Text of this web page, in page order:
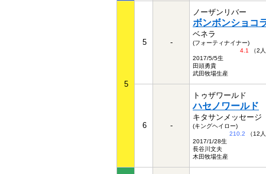
5
5 -
ノーザンリバー
ボンボンショコ
ベネラ
(フォーティナイナー)
4.1
（2人
2017/5/5生
田頭勇貴
武田牧場生産
6 -
トゥザワールド
ハセノワールド
キタサンメッセージ
(キングヘイロー)
210.2 （12人
2017/1/28生
長谷川文夫
木田牧場生産